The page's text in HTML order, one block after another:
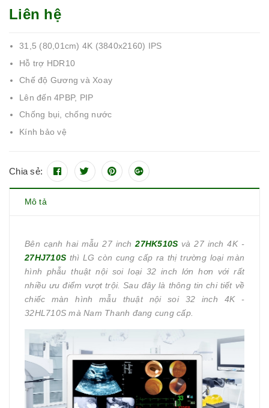
Liên hệ
31,5 (80,01cm) 4K (3840x2160) IPS
Hỗ trợ HDR10
Chế độ Gương và Xoay
Lên đến 4PBP, PIP
Chống bụi, chống nước
Kính bảo vệ
Chia sẻ:
Mô tả
Bên cạnh hai mẫu 27 inch27HK510S và 27 inch 4K -
27HJ710S thì LG còn cung cấp ra thị trường loại màn
hình phẫu thuật nội soi loại 32 inch lớn hơn với rất
nhiều ưu điểm vượt trội. Sau đây là thông tin chi tiết về
chiếc màn hình mẫu thuật nội soi 32 inch 4K -
32HL710S mà Nam Thanh đang cung cấp.